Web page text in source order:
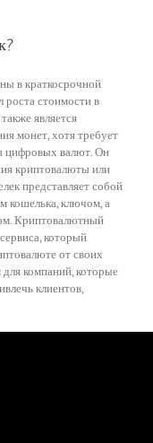
в краткосрочной
стоимости в
является
монет, хотя требует
цифровых валют. Он
криптовалюты или
представляет собой
кошелька, ключом, а
Криптовалютный
который
от своих
компаний, которые
клиентов,